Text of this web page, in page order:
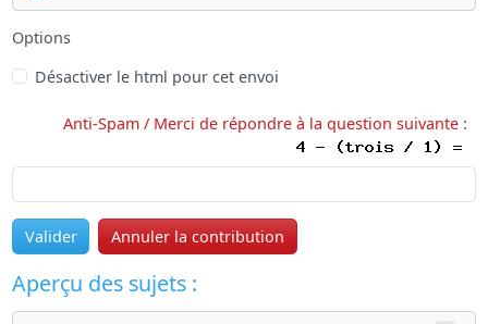
Options
Désactiver le html pour cet envoi
Anti-Spam / Merci de répondre à la question suivante :
Valider Annuler la contribution
Aperçu des sujets :